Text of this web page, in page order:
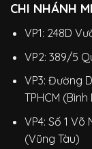
CHI NHÁNH
VP1: 248D
VP2: 389/5
VP3: Đường
TPHCM
VP4: Số 1 Võ
(Vũng Tàu)